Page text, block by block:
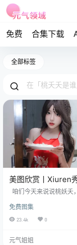
免费 合集下载
全部标签
美图欣赏丨Xiuren
夭
咱们今天来说说桃妖夭
走出来的神秘佳人，一出
迷人的光环。 免费套图
让人忍不住想多看几眼
免费图集
23.4k 0
元气姐姐